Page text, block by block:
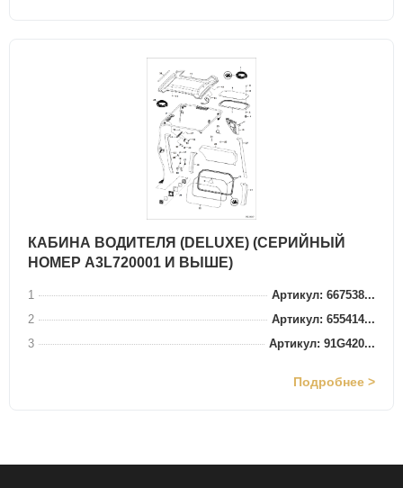
КАБИНА ВОДИТЕЛЯ (DELUXE) (СЕРИЙНЫЙ
НОМЕР A3L720001 И ВЫШЕ)
1
Артикул: 667538...
2
Артикул: 655414...
3
Артикул: 91G420...
Подробнее >